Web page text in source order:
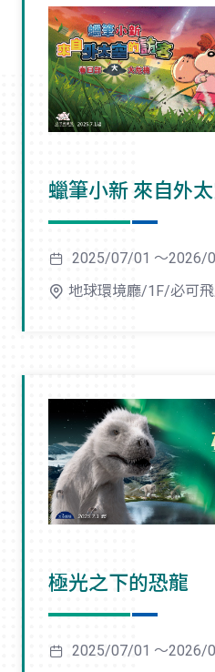
蠟筆小新 來自外
2025/07/01 ～2026/
地球環境廳/1F/必可
極光之下的恐龍
2025/07/01 ～2026/